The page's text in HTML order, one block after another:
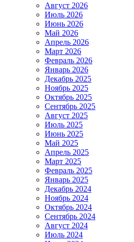
Август 2026
Июль 2026
Июнь 2026
Май 2026
Апрель 2026
Март 2026
Февраль 2026
Январь 2026
Декабрь 2025
Ноябрь 2025
Октябрь 2025
Сентябрь 2025
Август 2025
Июль 2025
Июнь 2025
Май 2025
Апрель 2025
Март 2025
Февраль 2025
Январь 2025
Декабрь 2024
Ноябрь 2024
Октябрь 2024
Сентябрь 2024
Август 2024
Июль 2024